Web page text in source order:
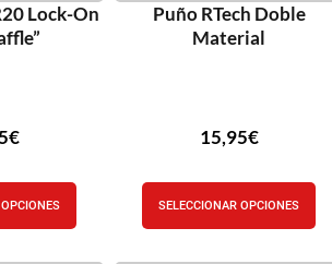
Lock-On
€
Puño RTech Doble
Material
15,95€
SELECCIONAR OPCIONES